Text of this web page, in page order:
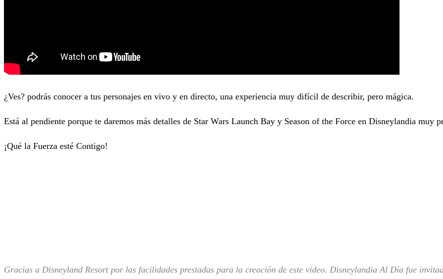
¿Ves? podrás conocer a tus personajes en vivo y en directo, una experiencia muy difícil de describir, pero mágica.
Está al pendiente porque te daremos más detalles de Star Wars Launch Bay y Season of the Force en Disneylandia muy
¡Qué la Fuerza esté Contigo!
Gracias a Disneyland Resort por las facilidades prestadas para la creación de este video. Disneylandia Al Día fue